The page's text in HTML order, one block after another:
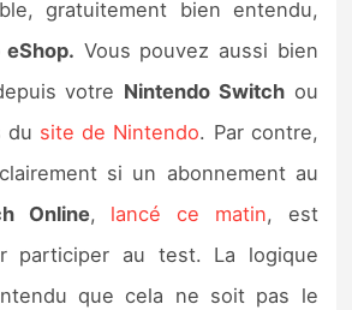
gratuitement bien entendu,
eShop. Vous pouvez aussi bien
votre Nintendo Switchou
du site de Nintendo. Par contre,
si un abonnement au
Online, lancé ce matin, est
participer au test. La logique
que cela ne soit pas le